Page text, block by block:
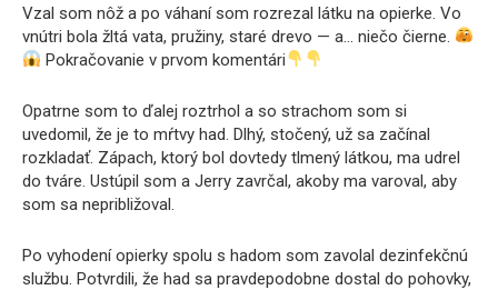
Vzal som nôž a po váhaní som rozrezal látku na opierke. Vo
vnútri bola žltá vata, pružiny, staré drevo — a… niečo čierne.
Pokračovanie v prvom komentári
Opatrne som to ďalej roztrhol a so strachom som si
uvedomil, že je to mŕtvy had. Dlhý, stočený, už sa začínal
rozkladať. Zápach, ktorý bol dovtedy tlmený látkou, ma udrel
do tváre. Ustúpil som a Jerry zavrčal, akoby ma varoval, aby
som sa nepribližoval.
Po vyhodení opierky spolu s hadom som zavolal dezinfekčnú
službu. Potvrdili, že had sa pravdepodobne dostal do pohovky,